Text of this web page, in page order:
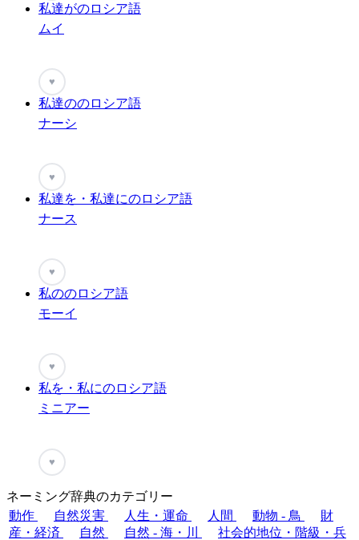
私達がのロシア語
ムイ
♥
私達ののロシア語
ナーシ
♥
私達を・私達にのロシア語
ナース
♥
私ののロシア語
モーイ
♥
私を・私にのロシア語
ミニアー
♥
ネーミング辞典のカテゴリー
動作
自然災害 人生・運命 人間 動物 - 鳥
財
産・経済
自然 自然 - 海・川
社会的地位・階級・兵